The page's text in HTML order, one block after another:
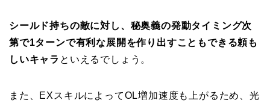
シールド持ちの敵に対し、秘奥義の発動タイミング次
第で1ターンで有利な展開を作り出すこともできる頼も
しいキャラ といえるでしょう。
また、EXスキルによってOL増加速度も上がるため、光